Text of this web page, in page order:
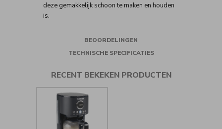
deze gemakkelijk schoon te maken en houden
is.
BEOORDELINGEN
TECHNISCHE SPECIFICATIES
RECENT BEKEKEN PRODUCTEN